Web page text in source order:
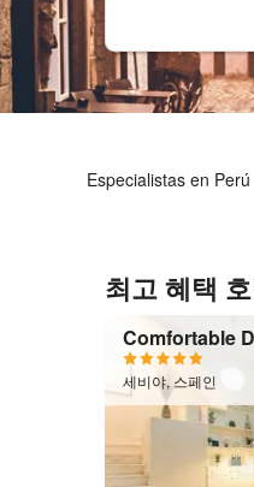
Especialistas en Perú
최고 혜택
Comfortable
세비야, 스페인